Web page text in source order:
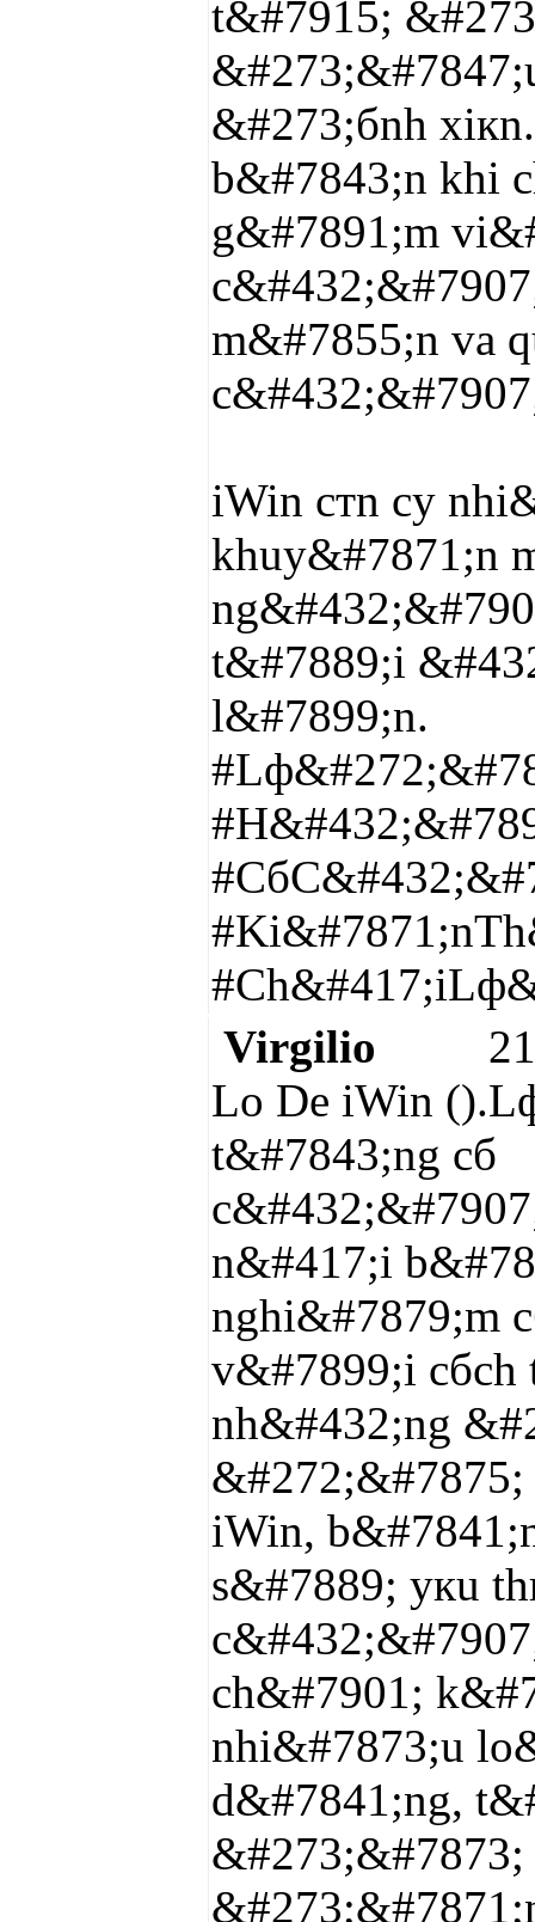
t&#7915;
&#273;бnh
b&#7843;n khi
g&#7891;m
m&#7855;n vа
iWin cтn cу
khuy&#7871;n
t&#7889;i
l&#7899;n.
Virgilio
Lo De iWin
t&#7843;ng cб
n&#417;i
nghi&#7879;m
v&#7899;i
nh&#432;ng
iWin,
s&#7889; yкu
ch&#7901;
nhi&#7873;u
d&#7841;ng,